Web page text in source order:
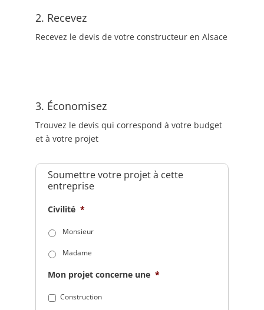
2. Recevez
Recevez le devis de votre constructeur en Alsace
3. Économisez
Trouvez le devis qui correspond à votre budget
et à votre projet
Soumettre votre projet à cette
entreprise
Civilité *
Monsieur
Madame
Mon projet concerne une *
Construction